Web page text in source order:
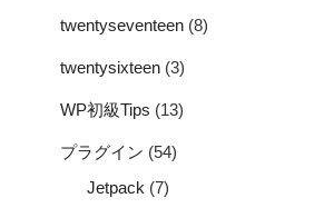
twentyseventeen (8)
twentysixteen (3)
WP初級Tips (13)
プラグイン (54)
Jetpack (7)